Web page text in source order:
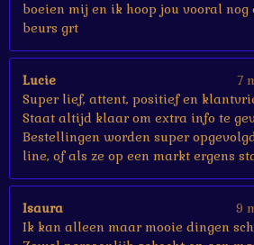
boeien mij en ik hoop jou vooral nog
beurs grt
Lucie
7
Super lief, attent, positief en
Staat altijd klaar om extra info te
Bestellingen worden super
line, of als ze op een markt ergens
Isaura
9
Ik kan alleen maar mooie dingen